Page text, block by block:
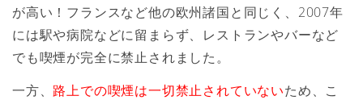
が高い！フランスなど他の欧州諸国と同じく、2007年
には駅や病院などに留まらず、レストランやバーなど
でも喫煙が完全に禁止されました。
一方、 路上での喫煙は一切禁止されていないため、こ